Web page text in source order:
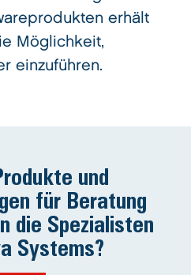
erhält
Möglichkeit,
einzuführen.
und
für Beratung
die Spezialisten
Systems?